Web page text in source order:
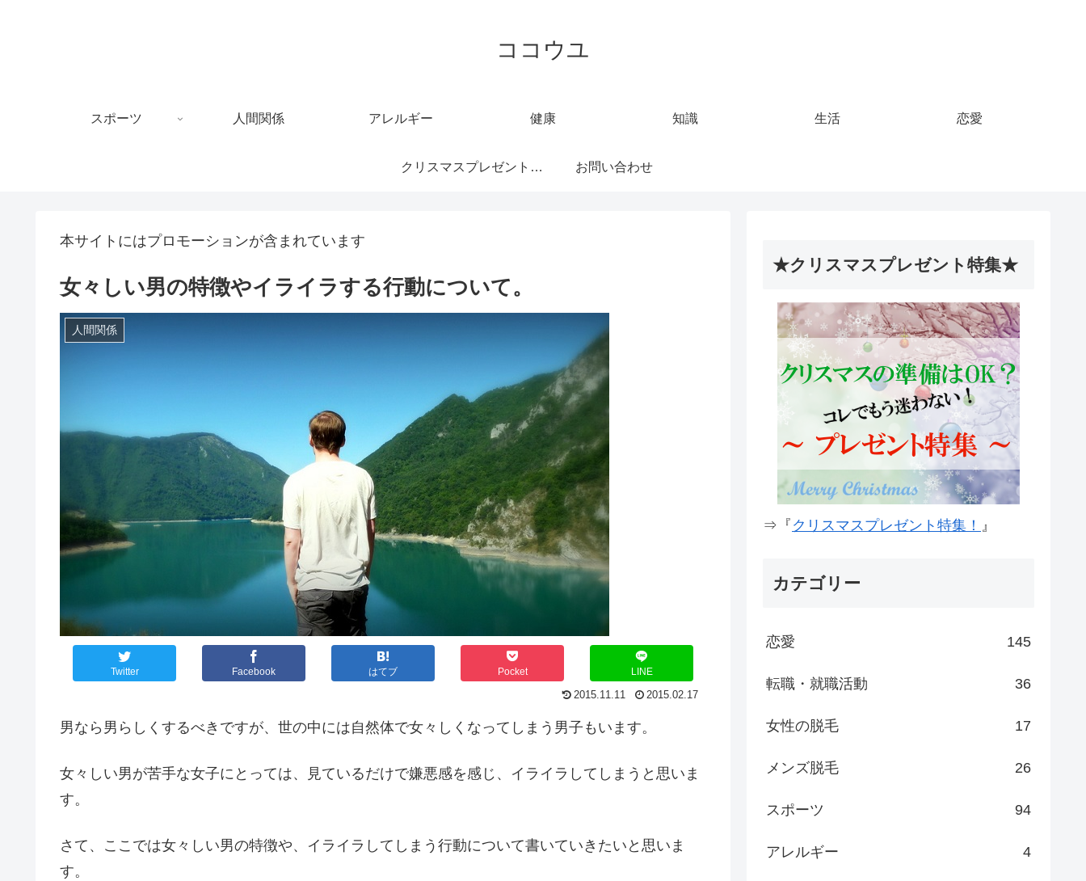
ココウユ
スポーツ 人間関係 アレルギー 健康 知識 生活 恋愛
クリスマスプレゼント特 お問い合わせ
本サイトにはプロモーションが含まれています
女々しい男の特徴やイライラする行動について。
人間関係
Twitter Facebook はてブ Pocket LINE
2015.11.11 2015.02.17
男なら男らしくするべきですが、世の中には自然体で女々しくなってしまう男子もいます。
女々しい男が苦手な女子にとっては、見ているだけで嫌悪感を感じ、イライラしてしまうと思いま
す。
さて、ここでは女々しい男の特徴や、イライラしてしまう行動について書いていきたいと思いま
す。
★クリスマスプレゼント特集★
⇒『 クリスマスプレゼント特集！ 』
カテゴリー
恋愛 145
転職・就職活動 36
女性の脱毛 17
メンズ脱毛 26
スポーツ 94
アレルギー 4